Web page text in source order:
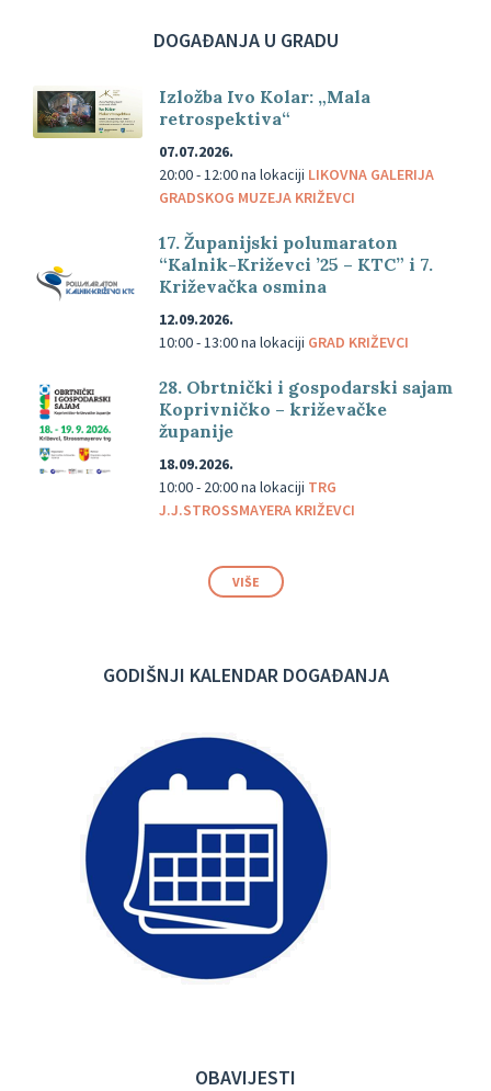
DOGAĐANJA U GRADU
Izložba Ivo Kolar: „Mala
retrospektiva“
07.07.2026.
20:00 - 12:00na lokaciji LIKOVNA GALERIJA
GRADSKOG MUZEJA KRIŽEVCI
17. Županijski polumaraton
“Kalnik-Križevci ’25 – KTC” i 7.
Križevačka osmina
12.09.2026.
10:00 - 13:00na lokaciji GRAD KRIŽEVCI
28. Obrtnički i gospodarski sajam
Koprivničko – križevačke
županije
18.09.2026.
10:00 - 20:00na lokaciji TRG
J.J.STROSSMAYERA KRIŽEVCI
VIŠE
GODIŠNJI KALENDAR DOGAĐANJA
OBAVIJESTI